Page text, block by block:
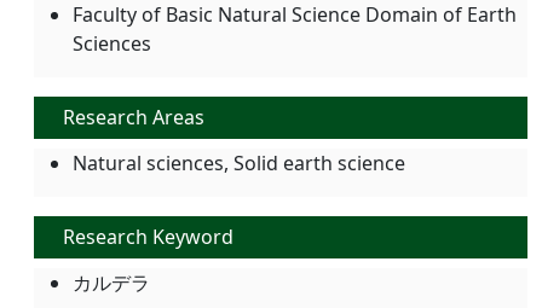
Faculty of Basic Natural Science Domain of Earth
Sciences
Research Areas
Natural sciences, Solid earth science
Research Keyword
カルデラ